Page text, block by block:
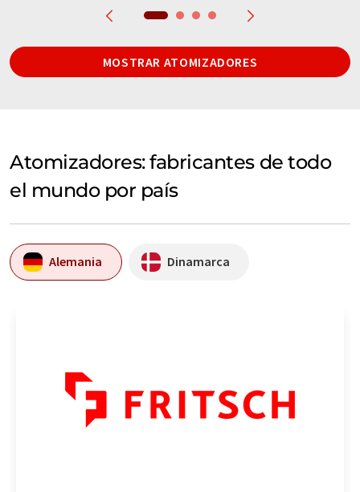
MOSTRAR ATOMIZADORES
Atomizadores: fabricantes de todo
el mundo por país
Alemania Dinamarca